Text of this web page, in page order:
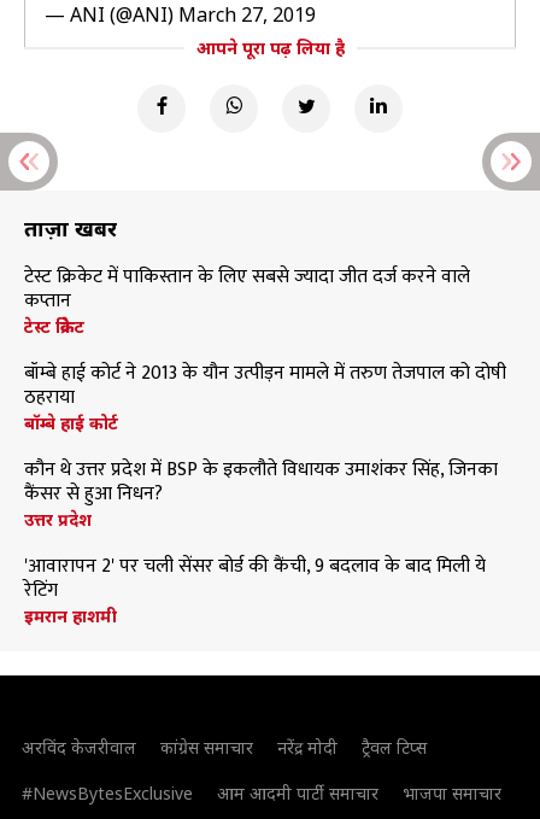
— ANI (@ANI) March 27, 2019
आपने पूरा पढ़ लिया है
ताज़ा खबरें
टेस्ट क्रिकेट में पाकिस्तान के लिए सबसे ज्यादा जीत दर्ज करने वाले
कप्तान
टेस्ट क्रिकेट
बॉम्बे हाई कोर्ट ने 2013 के यौन उत्पीड़न मामले में तरुण तेजपाल को दोषी
ठहराया
बॉम्बे हाई कोर्ट
कौन थे उत्तर प्रदेश में BSP के इकलौते विधायक उमाशंकर सिंह, जिनका
कैंसर से हुआ निधन?
उत्तर प्रदेश
'आवारापन 2' पर चली सेंसर बोर्ड की कैंची, 9 बदलाव के बाद मिली ये
रेटिंग
इमरान हाशमी
अरविंद केजरीवाल कांग्रेस समाचार नरेंद्र मोदी
ट्रैवल टिप्स
#NewsBytesExclusive
आम आदमी पार्टी समाचार भाजपा समाचार